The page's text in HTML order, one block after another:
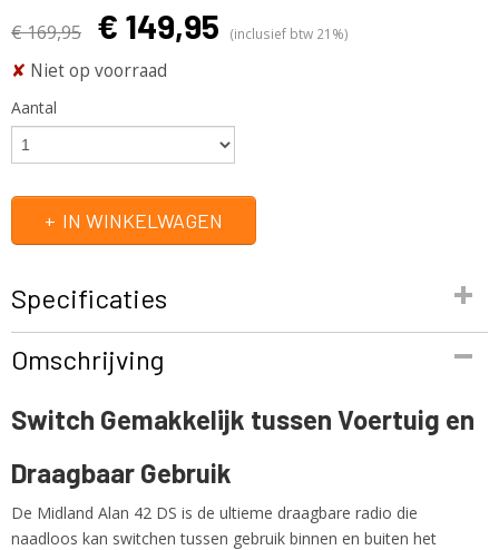
€ 169,95 € 149,95 (inclusief btw 21%)
✘ Niet op voorraad
Aantal
IN WINKELWAGEN
Specificaties
ALAN 42 DS MULTI
8011869200007
ALAN 42 DS MULTI
Netto gewicht
1,00 Kg
Omschrijving
Switch Gemakkelijk tussen Voertuig en
Draagbaar Gebruik
De Midland Alan 42 DS is de ultieme draagbare radio die
naadloos kan switchen tussen gebruik binnen en buiten het